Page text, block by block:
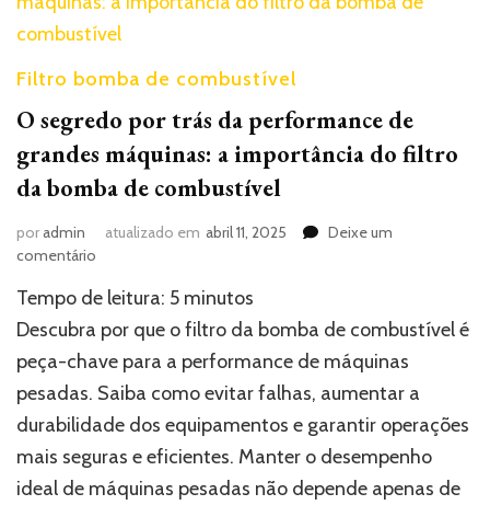
Filtro bomba de combustível
O segredo por trás da performance de
grandes máquinas: a importância do filtro
da bomba de combustível
poradmin atualizado em abril 11, 2025
Deixe um
comentário
segredo
por
trás
da
performance
de
grandes
máquinas:
a
Tempo de leitura: 5 minutos
Descubra por que o filtro da bomba de combustível é
peça-chave para a performance de máquinas
pesadas. Saiba como evitar falhas, aumentar a
durabilidade dos equipamentos e garantir operações
mais seguras e eficientes. Manter o desempenho
ideal de máquinas pesadas não depende apenas de